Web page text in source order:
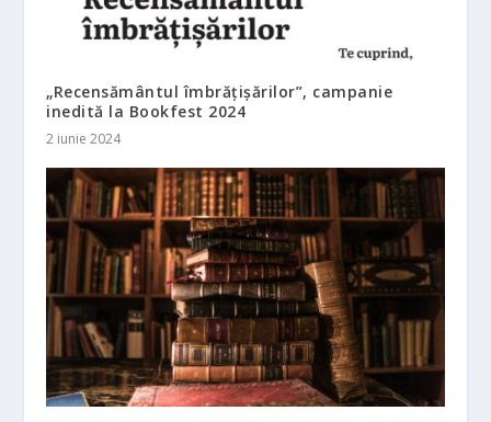
„Recensământul îmbrățișărilor”, campanie
inedită la Bookfest 2024
2 iunie 2024